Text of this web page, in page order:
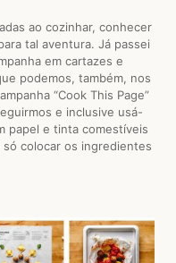
ao cozinhar, conhecer
tal aventura. Já passei
em cartazes e
podemos, também, nos
“Cook This Page”
e inclusive usá-
papel e tinta comestíveis
colocar os ingredientes